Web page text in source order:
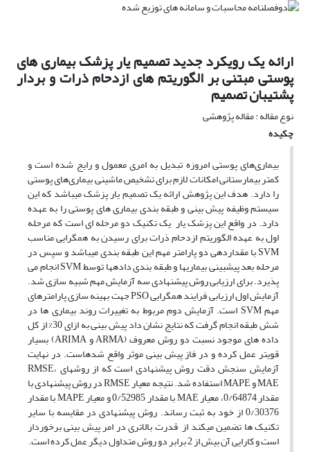
ارائه یک رویکرد جدید تصمیم یار پزشک بیماری های
پوستی مبتنی بر الگوریتم های ازدحام ذرات و بردار
پشتیبان تصمیم
نوع مقاله : مقاله پژوهشی
چکیده
بیماری‌های پوستی امروزه تبدیل به امری معمول و رایج شده ­است و
کمتر بیمارستانی امکانات لازم برای تشخیص ماشینی بیماری‌های پوستی
را دارد. هدف این پژوهش ارائه یک تصمیم ­یار پزشک می­باشد که این
سیستم وظیفه پیش ­بینی و طبقه ­بندی بیماری­ های پوستی را به عهده
دارد. در واقع این پزشک ­یار یک تکنیک دو مرحله ­ای است که مرحله
اول به عهده الگوریتم ازدحام ذرات برای رسیدن به همگرایی مناسب
SVM با مقدار­دهی دو پارامتر مهم این طبقه­ بندی می­باشد و سپس در
مرحله بعد پیش­بینی بیماری­ها و طبقه ­بندی داده­ها توسط SVM انجام می
­پذیرد. برای ارزیابی روش پیشنهادی سه آزمایش مهم شبیه ­سازی شد.
آزمایش اول ارزیابی فرایند همگرایی PSO جهت بهینه ­سازی پارامترهای
مهم SVM است. آزمایش دوم مربوط به تغییرات روند بیماری ­ها در
شش طبقه انجام گرفت که نتایج نشان داد پیش­ بینی به ازای 30% از کل
داده­ های موجود نسبت دو روش معروف (ARMA و ARIMA) بسیار
قوی­تر عمل کرده و در فاز پیش­ بینی موثر واقع شده­است. در نهایت
آزمایش سنجش دقت روش پیشنهادی است که از روش­های RMSE،
MAE و MAPE استفاده شد. نتیجه معیار RMSE در روش پیشنهادی با
مقدار 0/64874، معیار MAE با مقدار 0/52985 و معیار MAPE با مقدار
0/30376 از خود به ثبت رساند. روش پیشنهادی در مقایسه با سایر
تکنیک ­ها تضمین می­کند از قدرت بالاتری در امر پیش بینی برخوردار
است و کارایی آن بیش از 2 برابر دو روش متداول دیگر عمل کرده است.